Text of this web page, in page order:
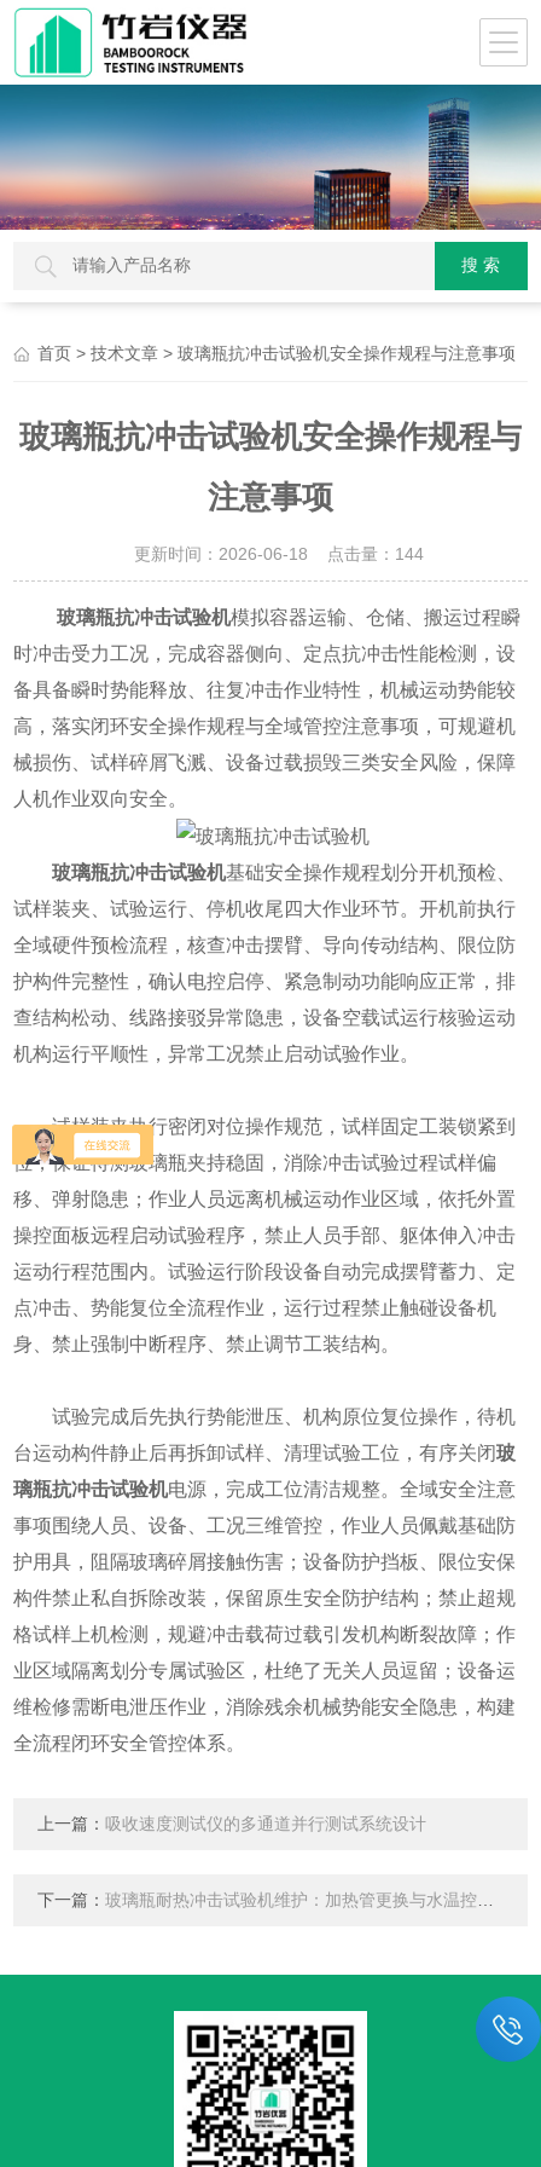
首页 >技术文章 > 玻璃瓶抗冲击试验机安全操作规程与注意事项
玻璃瓶抗冲击试验机安全操作规程与
注意事项
更新时间：2026-06-18 点击量： 144
玻璃瓶抗冲击试验机模拟容器运输、仓储、搬运过程瞬
时冲击受力工况，完成容器侧向、定点抗冲击性能检测，设
备具备瞬时势能释放、往复冲击作业特性，机械运动势能较
高，落实闭环安全操作规程与全域管控注意事项，可规避机
械损伤、试样碎屑飞溅、设备过载损毁三类安全风险，保障
人机作业双向安全。
玻璃瓶抗冲击试验机基础安全操作规程划分开机预检、
试样装夹、试验运行、停机收尾四大作业环节。开机前执行
全域硬件预检流程，核查冲击摆臂、导向传动结构、限位防
护构件完整性，确认电控启停、紧急制动功能响应正常，排
查结构松动、线路接驳异常隐患，设备空载试运行核验运动
机构运行平顺性，异常工况禁止启动试验作业。
试样装夹执行密闭对位操作规范，试样固定工装锁紧到
位，保证待测玻璃瓶夹持稳固，消除冲击试验过程试样偏
移、弹射隐患；作业人员远离机械运动作业区域，依托外置
操控面板远程启动试验程序，禁止人员手部、躯体伸入冲击
运动行程范围内。试验运行阶段设备自动完成摆臂蓄力、定
点冲击、势能复位全流程作业，运行过程禁止触碰设备机
身、禁止强制中断程序、禁止调节工装结构。
试验完成后先执行势能泄压、机构原位复位操作，待机
台运动构件静止后再拆卸试样、清理试验工位，有序关闭玻
璃瓶抗冲击试验机电源，完成工位清洁规整。全域安全注意
事项围绕人员、设备、工况三维管控，作业人员佩戴基础防
护用具，阻隔玻璃碎屑接触伤害；设备防护挡板、限位安保
构件禁止私自拆除改装，保留原生安全防护结构；禁止超规
格试样上机检测，规避冲击载荷过载引发机构断裂故障；作
业区域隔离划分专属试验区，杜绝了无关人员逗留；设备运
维检修需断电泄压作业，消除残余机械势能安全隐患，构建
全流程闭环安全管控体系。
上一篇： 吸收速度测试仪的多通道并行测试系统设计
下一篇：玻璃瓶耐热冲击试验机维护：加热管更换与水温控制系统检修